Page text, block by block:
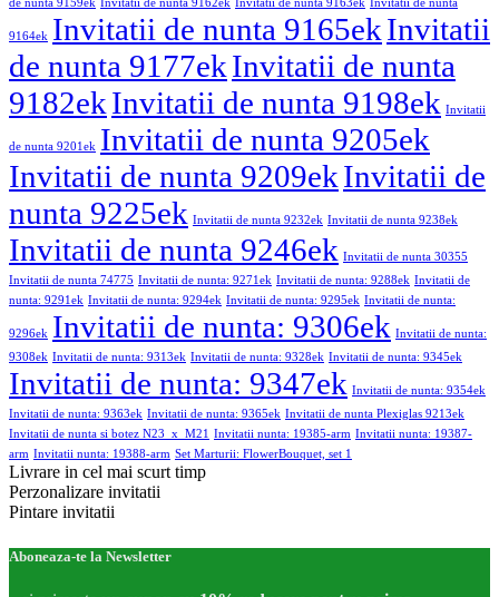
de nunta 9159ek Invitatii de nunta 9162ek Invitatii de nunta 9163ek Invitatii de nunta
9164ek Invitatii de nunta 9165ekInvitatii
de nunta 9177ekInvitatii de nunta
9182ekInvitatii de nunta 9198ek Invitatii
de nunta 9201ek Invitatii de nunta 9205ek
Invitatii de nunta 9209ekInvitatii de
nunta 9225ek Invitatii de nunta 9232ek Invitatii de nunta 9238ek
Invitatii de nunta 9246ek Invitatii de nunta 30355
Invitatii de nunta 74775 Invitatii de nunta: 9271ek Invitatii de nunta: 9288ek Invitatii de
nunta: 9291ek Invitatii de nunta: 9294ek Invitatii de nunta: 9295ek Invitatii de nunta:
9296ek Invitatii de nunta: 9306ek Invitatii de nunta:
9308ek Invitatii de nunta: 9313ek Invitatii de nunta: 9328ek Invitatii de nunta: 9345ek
Invitatii de nunta: 9347ek Invitatii de nunta: 9354ek
Invitatii de nunta: 9363ek Invitatii de nunta: 9365ek Invitatii de nunta Plexiglas 9213ek
Invitatii de nunta si botez N23_x_M21 Invitatii nunta: 19385-arm Invitatii nunta: 19387-
arm Invitatii nunta: 19388-arm Set Marturii: FlowerBouquet, set 1
Livrare in cel mai scurt timp
Perzonalizare invitatii
Pintare invitatii
Aboneaza-te la Newsletter